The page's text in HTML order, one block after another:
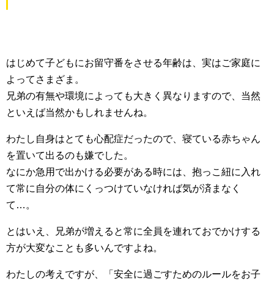
はじめて子どもにお留守番をさせる年齢は、実はご家庭に
よってさまざま。
兄弟の有無や環境によっても大きく異なりますので、当然
といえば当然かもしれませんね。
わたし自身はとても心配症だったので、寝ている赤ちゃん
を置いて出るのも嫌でした。
なにか急用で出かける必要がある時には、抱っこ紐に入れ
て常に自分の体にくっつけていなければ気が済まなく
て…。
とはいえ、兄弟が増えると常に全員を連れておでかけする
方が大変なことも多いんですよね。
わたしの考えですが、「安全に過ごすためのルールをお子